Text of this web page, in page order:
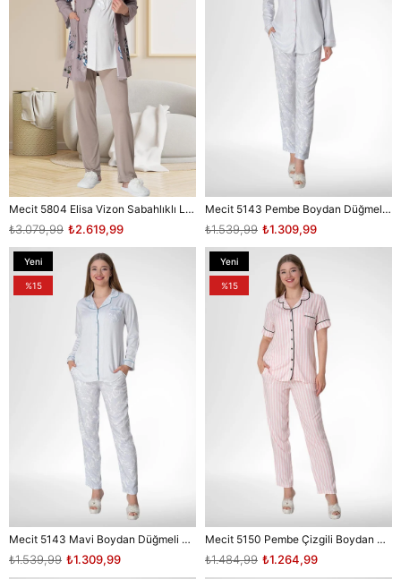
Mecit 5804 Elisa Vizon Sabahlıklı Lohusa Pijama Takımı
₺2.619,99
₺3.079,99
Mecit 5143 Pembe Boydan Düğmeli Kadın Pijama Takımı
₺1.309,99
₺1.539,99
Mecit 5143 Mavi Boydan Düğmeli Kadın Pijama Takımı
₺1.309,99
₺1.539,99
Yeni
Ürün
%15
Mecit 5150 Pembe Çizgili Boydan Düğmeli Kadın Pijama Takımı
₺1.264,99
₺1.484,99
Yeni
Ürün
%15